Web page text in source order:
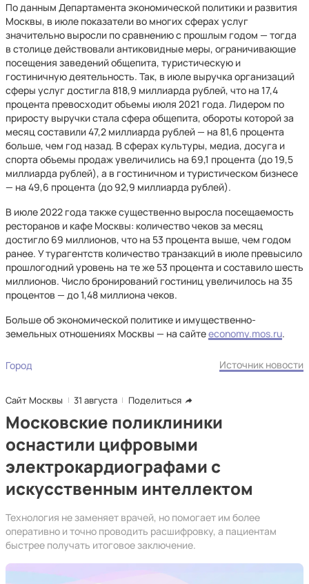
По данным Департамента экономической политики и развития
Москвы, в июле показатели во многих сферах услуг
значительно выросли по сравнению с прошлым годом — тогда
в столице действовали антиковидные меры, ограничивающие
посещения заведений общепита, туристическую и
гостиничную деятельность. Так, в июле выручка организаций
сферы услуг достигла 818,9 миллиарда рублей, что на 17,4
процента превосходит объемы июля 2021 года. Лидером по
приросту выручки стала сфера общепита, обороты которой за
месяц составили 47,2 миллиарда рублей — на 81,6 процента
больше, чем год назад. В сферах культуры, медиа, досуга и
спорта объемы продаж увеличились на 69,1 процента (до 19,5
миллиарда рублей), а в гостиничном и туристическом бизнесе
— на 49,6 процента (до 92,9 миллиарда рублей).
В июле 2022 года также существенно выросла посещаемость
ресторанов и кафе Москвы: количество чеков за месяц
достигло 69 миллионов, что на 53 процента выше, чем годом
ранее. У турагентств количество транзакций в июле превысило
прошлогодний уровень на те же 53 процента и составило шесть
миллионов. Число бронирований гостиниц увеличилось на 35
процентов — до 1,48 миллиона чеков.
Больше об экономической политике и имущественно-
земельных отношениях Москвы — на сайтеeconomy.mos.ru.
Город Источник новости
Сайт Москвы 31 августа Поделиться
Московские поликлиники
оснастили цифровыми
электрокардиографами с
искусственным интеллектом
Технология не заменяет врачей, но помогает им более
оперативно и точно проводить расшифровку, а пациентам
быстрее получать итоговое заключение.